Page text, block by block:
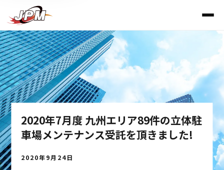
2020年7月度 九州エリア89件の立体駐
車場メンテナンス受託を頂きました!
2020年9月24日